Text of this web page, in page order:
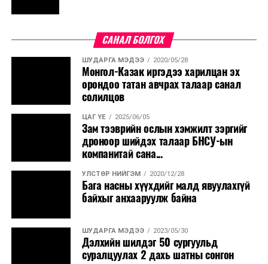
САНАЛ БОЛГОХ
ШУДАРГА МЭДЭЭ 2020/05/28
Монгол-Казак иргэдээ харилцан эх
орондоо татан авчрах талаар санал
солилцов
ЦАГ ҮЕ 2025/06/05
Зам тээврийн ослын хэмжилт зэргийг
дроноор шийдэх талаар БНСУ-ын
компанитай сана...
УЛСТӨР НИЙГЭМ 2020/12/28
Бага насны хүүхдийг малд явуулахгүй
байхыг анхааруулж байна
ШУДАРГА МЭДЭЭ 2023/05/30
Дэлхийн шилдэг 50 сургуульд
суралцуулах 2 дахь шатны сонгон